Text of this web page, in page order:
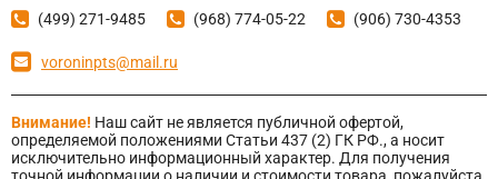
(499) 271-9485 (968) 774-05-22 (906) 730-4353
voroninpts@mail.ru
Внимание! Наш сайт не является публичной офертой,
определяемой положениями Статьи 437 (2) ГК РФ., а носит
исключительно информационный характер. Для получения